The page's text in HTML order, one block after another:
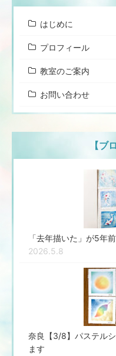
はじめに
プロフィール
教室のご案内
お問い合わせ
【ブ
「去年描いた」が5年
2026.5.8
奈良【3/8】パステル
ます